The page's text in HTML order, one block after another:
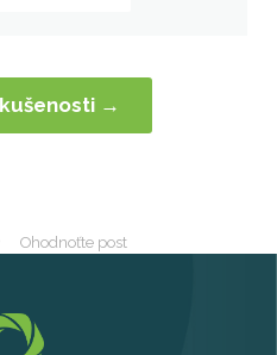
→
Ohodnoťte post